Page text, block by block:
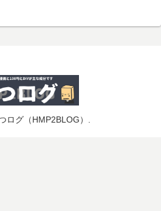
ログ（HMP2BLOG）.